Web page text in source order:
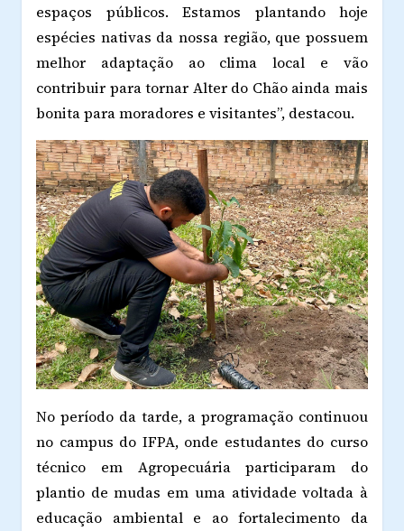
espaços públicos. Estamos plantando hoje
espécies nativas da nossa região, que possuem
melhor adaptação ao clima local e vão
contribuir para tornar Alter do Chão ainda mais
bonita para moradores e visitantes”, destacou.
No período da tarde, a programação continuou
no campus do IFPA, onde estudantes do curso
técnico em Agropecuária participaram do
plantio de mudas em uma atividade voltada à
educação ambiental e ao fortalecimento da